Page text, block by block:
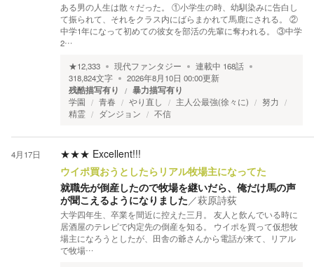
ある男の人生は散々だった。 ①小学生の時、幼馴染みに告白し
て振られて、それをクラス内にばらまかれて馬鹿にされる。 ②
中学1年になって初めての彼女を部活の先輩に奪われる。 ③中学
2…
★12,333 現代ファンタジー 連載中 168話
318,824文字 2026年8月10日 00:00更新
残酷描写有り 暴力描写有り
学園 青春 やり直し 主人公最強(徐々に)
努力
精霊
ダンジョン 不信
4月17日 ★★★ Excellent!!!
ウイポ買おうとしたらリアル牧場主になってた
就職先が倒産したので牧場を継いだら、俺だけ馬の声
が聞こえるようになりました／萩原詩荻
大学四年生、卒業を間近に控えた三月。 友人と飲んでいる時に
居酒屋のテレビで内定先の倒産を知る。 ウイポを買って仮想牧
場主になろうとしたが、田舎の爺さんから電話が来て、リアル
で牧場…